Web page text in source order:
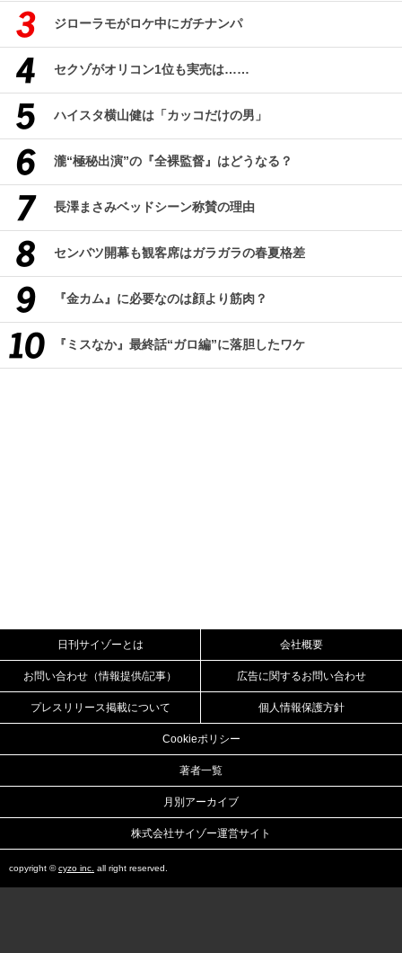
ジローラモがロケ中にガチナンパ
セクゾがオリコン1位も実売は……
ハイスタ横山健は「カッコだけの男」
瀧“極秘出演”の『全裸監督』はどうなる？
長澤まさみベッドシーン称賛の理由
センバツ開幕も観客席はガラガラの春夏格差
『金カム』に必要なのは顔より筋肉？
『ミスなか』最終話“ガロ編”に落胆したワケ
日刊サイゾーとは 会社概要
お問い合わせ（情報提供/記事） 広告に関するお問い合わせ
プレスリリース掲載について 個人情報保護方針
Cookieポリシー
著者一覧
月別アーカイブ
株式会社サイゾー運営サイト
copyright ©cyzo inc. all right reserved.